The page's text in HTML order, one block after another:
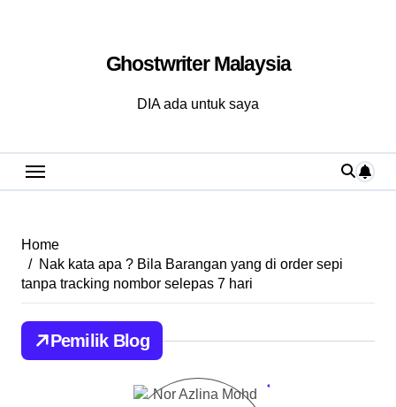
Ghostwriter Malaysia
DIA ada untuk saya
Home
Nak kata apa ? Bila Barangan yang di order sepi
tanpa tracking nombor selepas 7 hari
Pemilik Blog